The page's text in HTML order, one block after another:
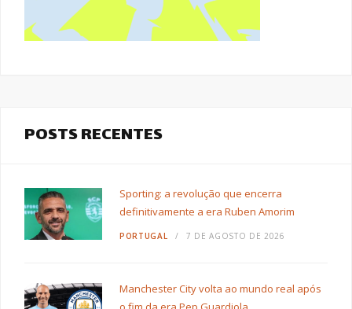
POSTS RECENTES
Sporting: a revolução que encerra
definitivamente a era Ruben Amorim
PORTUGAL 7 DE AGOSTO DE 2026
Manchester City volta ao mundo real após